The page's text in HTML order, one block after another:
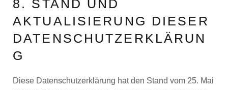
8. STAND UND
AKTUALISIERUNG DIESER
DATENSCHUTZERKLÄRUN
G
Diese Datenschutzerklärung hat den Stand vom 25. Mai